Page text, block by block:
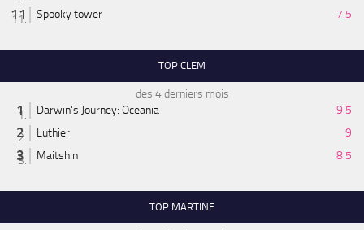
Spooky tower
7.5
TOP CLEM
des 4 derniers mois
Darwin's Journey: Oceania
9.5
Luthier
9
Maitshin
8.5
TOP MARTINE